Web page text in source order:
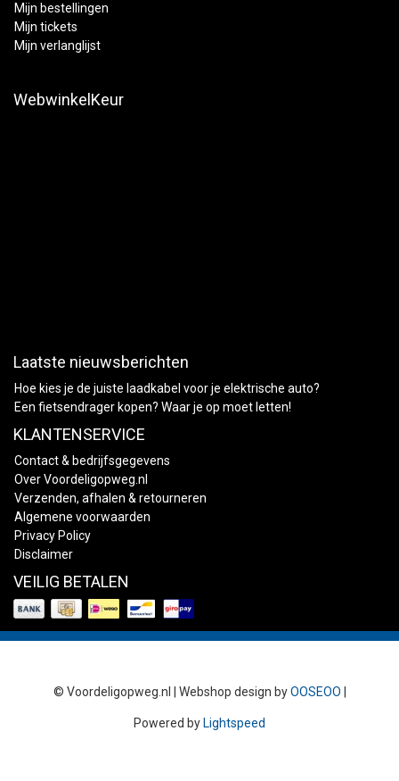
Mijn bestellingen
Mijn tickets
Mijn verlanglijst
WebwinkelKeur
Laatste nieuwsberichten
Hoe kies je de juiste laadkabel voor je elektrische auto?
Een fietsendrager kopen? Waar je op moet letten!
KLANTENSERVICE
Contact & bedrijfsgegevens
Over Voordeligopweg.nl
Verzenden, afhalen & retourneren
Algemene voorwaarden
Privacy Policy
Disclaimer
VEILIG BETALEN
© Voordeligopweg.nl | Webshop design byOOSEOO
Powered by Lightspeed